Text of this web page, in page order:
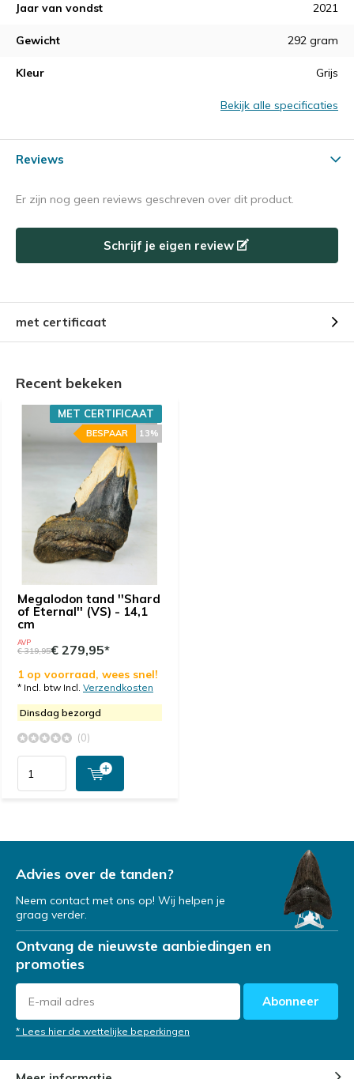
Jaar van vondst 2021
Gewicht 292 gram
Kleur Grijs
Bekijk alle specificaties
Reviews
Er zijn nog geen reviews geschreven over dit product.
Schrijf je eigen review
met certificaat
Recent bekeken
Megalodon tand ''Shard
of Eternal'' (VS) - 14,1
cm
MET CERTIFICAAT
13%
BESPAAR
AVP
€ 319,95€ 279,95*
1 op voorraad, wees snel!
* Incl. btw Incl. Verzendkosten
Dinsdag bezorgd
(0)
Advies over de tanden?
Neem contact met ons op! Wij helpen je
graag verder.
Ontvang de nieuwste aanbiedingen en
promoties
Abonneer
* Lees hier de wettelijke beperkingen